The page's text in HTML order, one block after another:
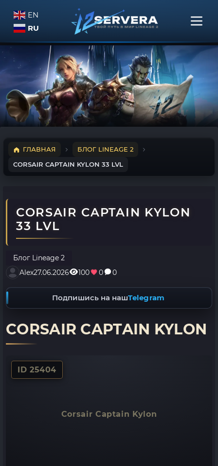
EN
RU
ГЛАВНАЯ
БЛОГ LINEAGE 2
CORSAIR CAPTAIN KYLON 33 LVL
CORSAIR CAPTAIN KYLON
33 LVL
Блог Lineage 2
Alex27.06.2026 100 0 0
Подпишись на нашTelegram
CORSAIR CAPTAIN KYLON
ID 25404
Corsair Captain Kylon